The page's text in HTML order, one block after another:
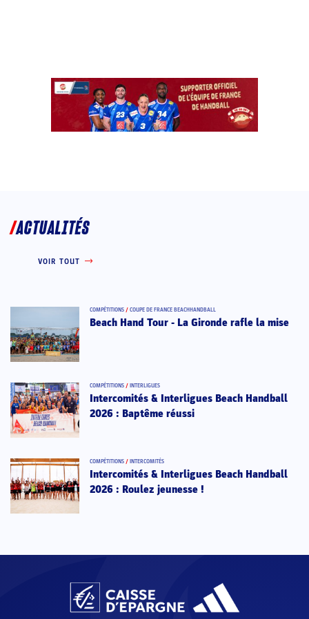
ACTUALITÉS
VOIR TOUT
COMPÉTITIONS / COUPE DE FRANCE BEACHHANDBALL
Beach Hand Tour - La Gironde rafle la mise
COMPÉTITIONS / INTERLIGUES
Intercomités & Interligues Beach Handball
2026 : Baptême réussi
COMPÉTITIONS / INTERCOMITÉS
Intercomités & Interligues Beach Handball
2026 : Roulez jeunesse !